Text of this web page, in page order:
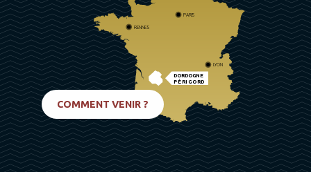
DORDOGNE
PÉRIGORD
PARIS
RENNES
LYON
COMMENT VENIR ?